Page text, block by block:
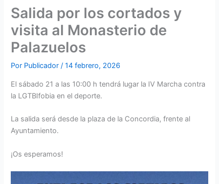
Salida por los cortados y
visita al Monasterio de
Palazuelos
Por Publicador/14 febrero, 2026
El sábado 21 a las 10:00 h tendrá lugar la IV Marcha contra
la LGTBIfobia en el deporte.
La salida será desde la plaza de la Concordia, frente al
Ayuntamiento.
¡Os esperamos!